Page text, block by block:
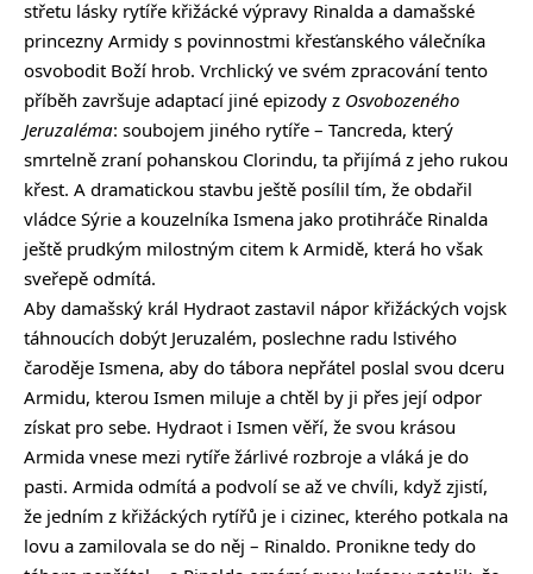
střetu lásky rytíře křižácké výpravy Rinalda a damašské
princezny Armidy s povinnostmi křesťanského válečníka
osvobodit Boží hrob. Vrchlický ve svém zpracování tento
příběh završuje adaptací jiné epizody z Osvobozeného
Jeruzaléma: soubojem jiného rytíře – Tancreda, který
smrtelně zraní pohanskou Clorindu, ta přijímá z jeho rukou
křest. A dramatickou stavbu ještě posílil tím, že obdařil
vládce Sýrie a kouzelníka Ismena jako protihráče Rinalda
ještě prudkým milostným citem k Armidě, která ho však
sveřepě odmítá.
Aby damašský král Hydraot zastavil nápor křižáckých vojsk
táhnoucích dobýt Jeruzalém, poslechne radu lstivého
čaroděje Ismena, aby do tábora nepřátel poslal svou dceru
Armidu, kterou Ismen miluje a chtěl by ji přes její odpor
získat pro sebe. Hydraot i Ismen věří, že svou krásou
Armida vnese mezi rytíře žárlivé rozbroje a vláká je do
pasti. Armida odmítá a podvolí se až ve chvíli, když zjistí,
že jedním z křižáckých rytířů je i cizinec, kterého potkala na
lovu a zamilovala se do něj – Rinaldo. Pronikne tedy do